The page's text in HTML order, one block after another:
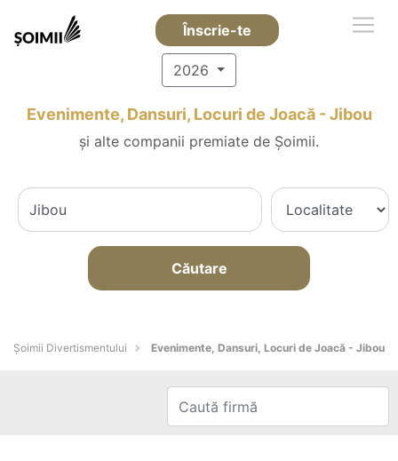
Înscrie-te
2026
Evenimente, Dansuri, Locuri de Joacă - Jibou
și alte companii premiate de Șoimii.
Căutare
Şoimii Divertismentului Evenimente, Dansuri, Locuri de Joacă - Jibou